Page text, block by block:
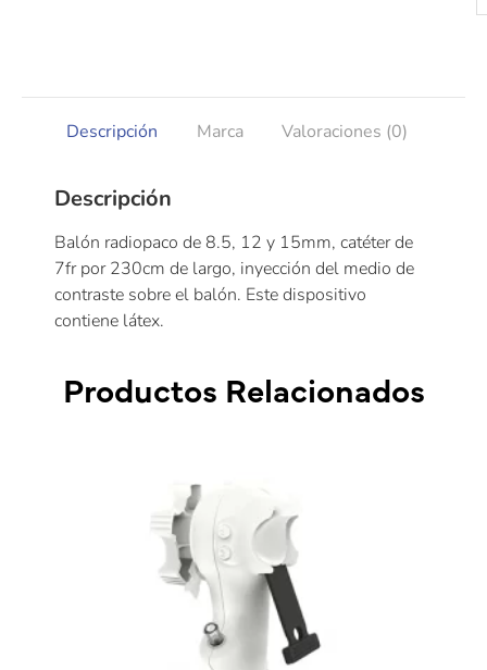
Descripción Marca Valoraciones (0)
Descripción
Balón radiopaco de 8.5, 12 y 15mm, catéter de
7fr por 230cm de largo, inyección del medio de
contraste sobre el balón. Este dispositivo
contiene látex.
Productos Relacionados